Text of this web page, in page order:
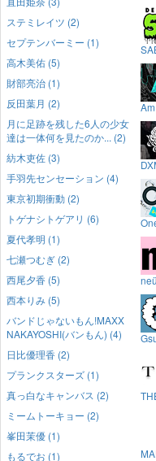
ステミレイツ (2)
セプテンバーミー (1)
高木美佑 (5)
財部亮治 (1)
反田葉月 (2)
月に足跡を残した6人の少女
達は一体何を見たのか... (2)
紡木吏佐 (3)
手羽先センセーション (4)
東京初期衝動 (2)
トゲナシトゲアリ (6)
夏代孝明 (1)
七瀬つむぎ (2)
西尾夕香 (5)
西本りみ (5)
バンドじゃないもん!MAXX
NAKAYOSHI(バンもん) (4)
日比優理香 (2)
プランクスターズ (1)
真っ白なキャンバス (2)
ミームトーキョー (2)
峯田茉優 (1)
もるでお (1)